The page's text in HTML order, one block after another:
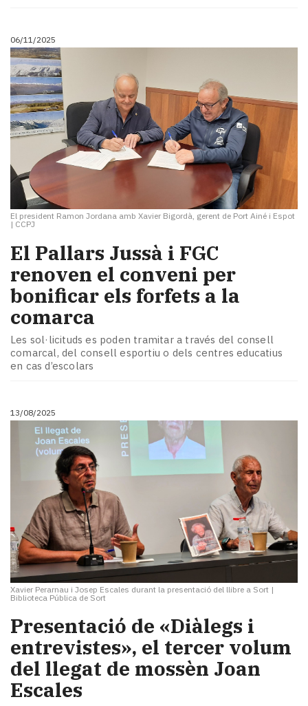
06/11/2025
El president Ramon Jordana amb Xavier Bigordà, gerent de Port Ainé i Espot
| CCPJ
El Pallars Jussà i FGC
renoven el conveni per
bonificar els forfets a la
comarca
Les sol·licituds es poden tramitar a través del consell
comarcal, del consell esportiu o dels centres educatius
en cas d’escolars
13/08/2025
Xavier Perarnau i Josep Escales durant la presentació del llibre a Sort |
Biblioteca Pública de Sort
Presentació de «Diàlegs i
entrevistes», el tercer volum
del llegat de mossèn Joan
Escales